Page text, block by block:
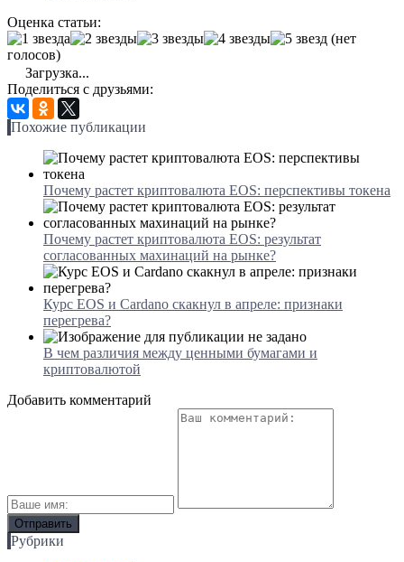
Оценка статьи:
(нет
голосов)
Загрузка...
Поделиться с друзьями:
Похожие публикации
Почему растет криптовалюта EOS: перспективы токена
Почему растет криптовалюта EOS: результат
согласованных махинаций на рынке?
Курс EOS и Cardano скакнул в апреле: признаки
перегрева?
В чем различия между ценными бумагами и
криптовалютой
Добавить комментарий
Рубрики